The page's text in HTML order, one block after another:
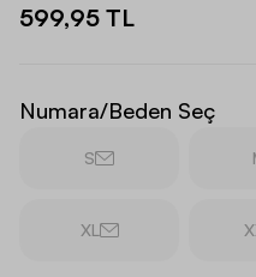
599,95 TL
Numara/Beden Seç
S
XL